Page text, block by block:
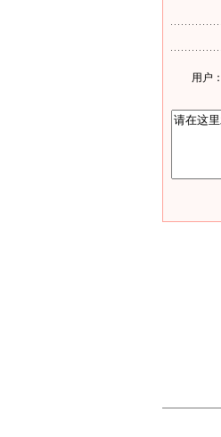
用户：